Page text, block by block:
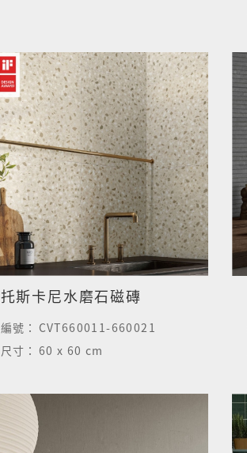
托斯卡尼水磨石磁磚
編號： CVT660011-660021
尺寸： 60 x 60 cm